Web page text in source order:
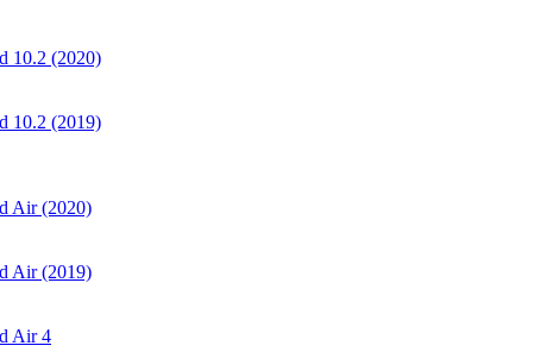
10.2 (2020)
10.2 (2019)
Air (2020)
Air (2019)
Air 4